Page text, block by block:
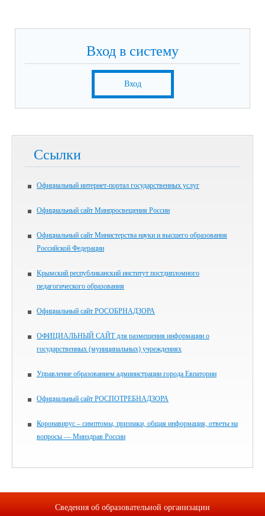
Вход в систему
Вход
Ссылки
Официальный интернет-портал государственных услуг
Официальный сайт Минпросвещения России
Официальный сайт Министерства науки и высшего образования
Российской Федерации
Крымский республиканский институт постдипломного
педагогического образования
Официальный сайт РОСОБРНАДЗОРА
ОФИЦИАЛЬНЫЙ САЙТ для размещения информации о
государственных (муниципальных) учреждениях
Управление образованием администрации города Евпатории
Официальный сайт РОСПОТРЕБНАДЗОРА
Коронавирус – симптомы, признаки, общая информация, ответы на
вопросы — Минздрав России
Сведения об образовательной организации